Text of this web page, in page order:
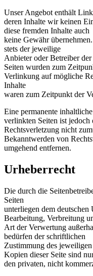
Unser Angebot enthält
deren Inhalte wir keinen
diese fremden Inhalte auch
keine Gewähr
stets der jeweilige
Anbieter oder Betreiber
Seiten wurden zum
Verlinkung auf mögliche
Inhalte
waren zum Zeitpunkt der
Eine permanente
verlinkten Seiten ist
Rechtsverletzung nicht
Bekanntwerden von
umgehend entfernen.
Urheberrecht
Die durch die
Seiten
unterliegen dem
Bearbeitung, Verbreitung
Art der Verwertung
bedürfen der schriftlichen
Zustimmung des
Kopien dieser Seite sind
den privaten, nicht